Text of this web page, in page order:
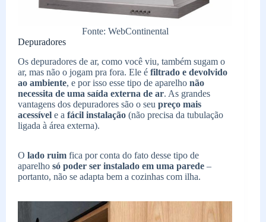
Fonte: WebContinental
Depuradores
Os depuradores de ar, como você viu, também sugam o
ar, mas não o jogam pra fora. Ele é filtrado e devolvido
ao ambiente, e por isso esse tipo de aparelho não
necessita de uma saída externa de ar. As grandes
vantagens dos depuradores são o seu preço mais
acessível e a fácil instalação (não precisa da tubulação
ligada à área externa).
O lado ruim fica por conta do fato desse tipo de
aparelho só poder ser instalado em uma parede –
portanto, não se adapta bem a cozinhas com ilha.